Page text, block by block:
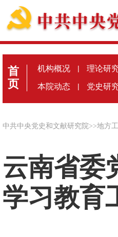
首
页
机构概况 | 理论研
本院动态 | 党史研
中共中央党史和文献研究院>>地方
云南省委
学习教育